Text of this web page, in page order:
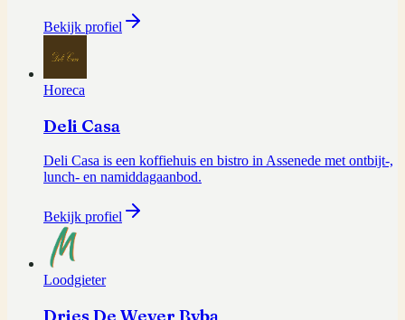
Bekijk profiel
Horeca
Deli Casa
Deli Casa is een koffiehuis en bistro in Assenede met ontbijt-,
lunch- en namiddagaanbod.
Bekijk profiel
Loodgieter